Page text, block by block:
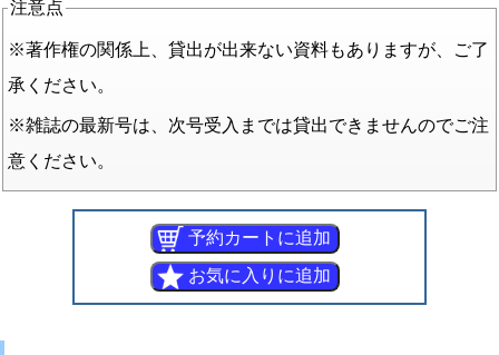
注意点
※著作権の関係上、貸出が出来ない資料もありますが、ご了
承ください。
※雑誌の最新号は、次号受入までは貸出できませんのでご注
意ください。